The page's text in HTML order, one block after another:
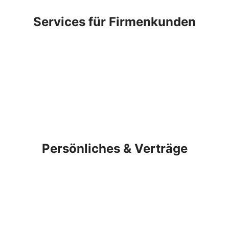
Services für Firmenkunden
Persönliches & Verträge